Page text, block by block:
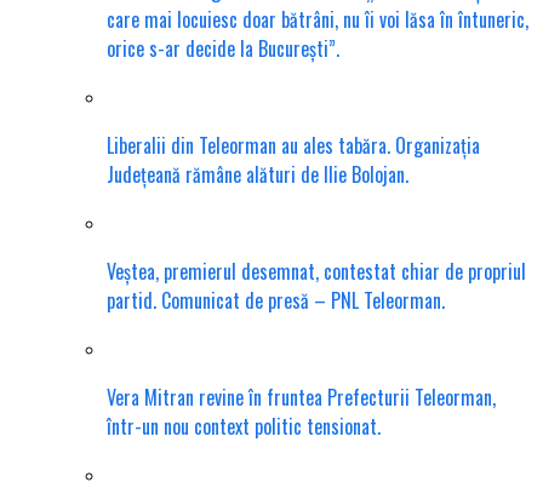
care mai locuiesc doar bătrâni, nu îi voi lăsa în întuneric,
orice s-ar decide la București”.
Liberalii din Teleorman au ales tabăra. Organizația
Județeană rămâne alături de Ilie Bolojan.
Veștea, premierul desemnat, contestat chiar de propriul
partid. Comunicat de presă – PNL Teleorman.
Vera Mitran revine în fruntea Prefecturii Teleorman,
într-un nou context politic tensionat.